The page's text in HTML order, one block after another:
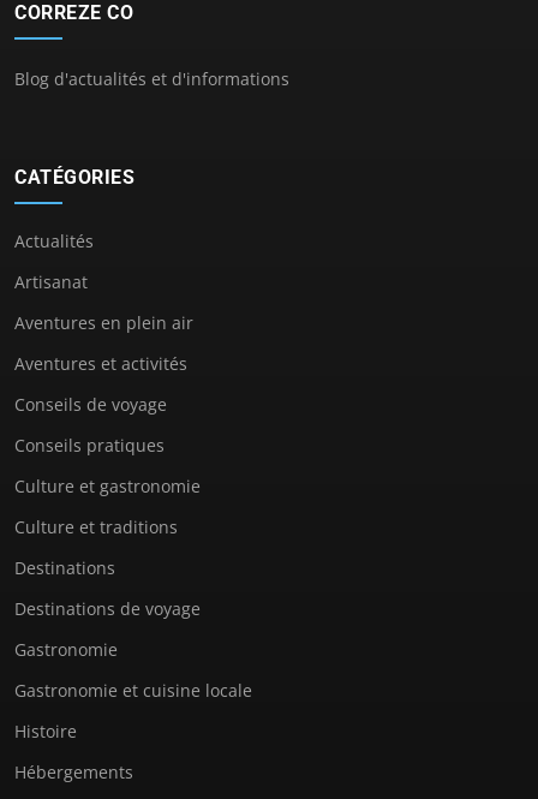
CORREZE CO
Blog d'actualités et d'informations
CATÉGORIES
Actualités
Artisanat
Aventures en plein air
Aventures et activités
Conseils de voyage
Conseils pratiques
Culture et gastronomie
Culture et traditions
Destinations
Destinations de voyage
Gastronomie
Gastronomie et cuisine locale
Histoire
Hébergements